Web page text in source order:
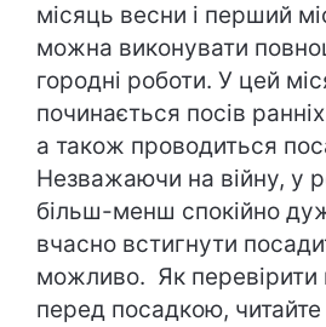
місяць весни і перший
можна виконувати
городні роботи. У цей
починається посів ранніх
а також проводиться
Незважаючи на війну, у
більш-менш спокійно
вчасно встигнути
можливо. Як перевірити
перед посадкою, читайте